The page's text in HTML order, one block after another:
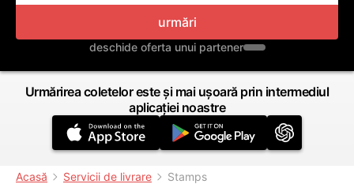
urmări
deschide oferta unui partener
Urmărirea coletelor este și mai ușoară prin intermediul
aplicației noastre
Acasă Servicii de livrare Stamps